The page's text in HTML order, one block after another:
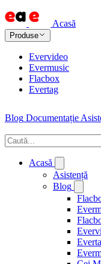
Acasă
Produse
Evervideo
Evermusic
Flacbox
Evertag
Blog Documentație
Acasă
Asistență
Blog